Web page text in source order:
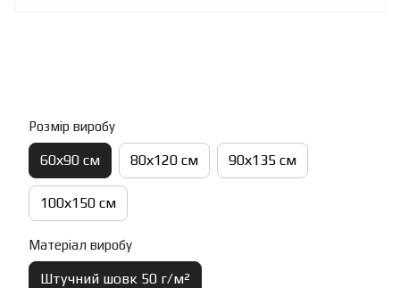
Розмір виробу
60х90 см 80х120 см 90х135 см
100х150 см
Матеріал виробу
Штучний шовк 50 г/м²